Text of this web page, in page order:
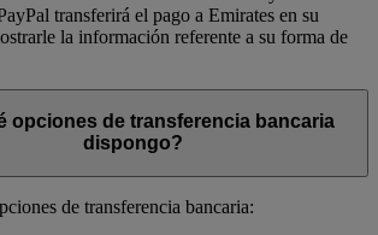
transferirá el pago a Emirates en su
la información referente a su forma de
opciones de transferencia bancaria
dispongo?
de transferencia bancaria: